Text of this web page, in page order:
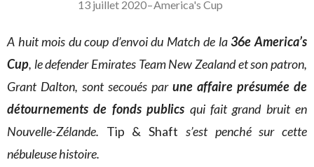
13 juillet 2020–America's Cup
A huit mois du coup d’envoi du Match de la36e America’s
Cup, le defender Emirates Team New Zealand et son patron,
Grant Dalton, sont secoués par une affaire présumée de
détournements de fonds publics qui fait grand bruit en
Nouvelle-Zélande. Tip & Shaft s’est penché sur cette
nébuleuse histoire.